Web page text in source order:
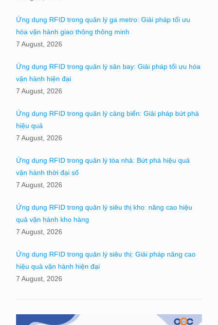
Ứng dụng RFID trong quản lý ga metro: Giải pháp tối ưu
hóa vận hành giao thông thông minh
7 August, 2026
Ứng dụng RFID trong quản lý sân bay: Giải pháp tối ưu hóa
vận hành hiện đại
7 August, 2026
Ứng dụng RFID trong quản lý cảng biển: Giải pháp bứt phá
hiệu quả
7 August, 2026
Ứng dụng RFID trong quản lý tòa nhà: Bứt phá hiệu quả
vận hành thời đại số
7 August, 2026
Ứng dụng RFID trong quản lý siêu thị kho: nâng cao hiệu
quả vận hành kho hàng
7 August, 2026
Ứng dụng RFID trong quản lý siêu thị: Giải pháp nâng cao
hiệu quả vận hành hiện đại
7 August, 2026